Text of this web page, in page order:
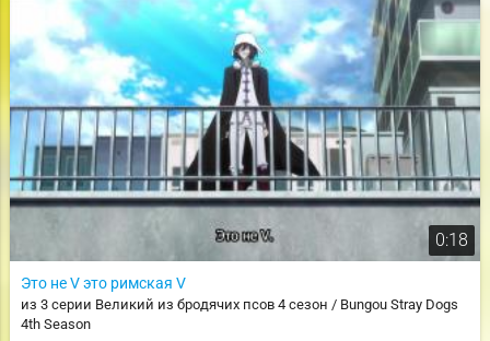
0:18
Это не V это римская V
из 3 серии Великий из бродячих псов 4 сезон / Bungou Stray Dogs
4th Season